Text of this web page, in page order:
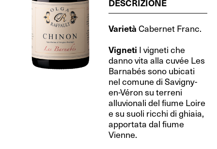
DESCRIZIONE
Varietà Cabernet Franc.
Vigneti I vigneti che
danno vita alla cuvée Les
Barnabés sono ubicati
nel comune di Savigny-
en-Véron su terreni
alluvionali del fiume Loire
e su suoli ricchi di ghiaia,
apportata dal fiume
Vienne.